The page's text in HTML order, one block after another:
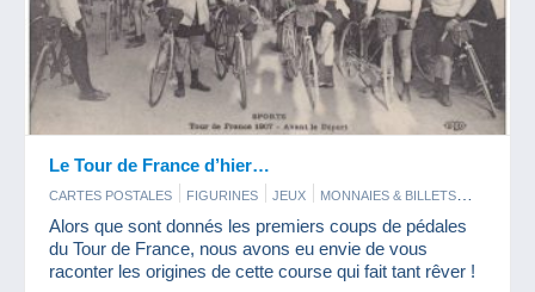
Le Tour de France d’hier…
CARTES POSTALES FIGURINES JEUX
MONNAIES & BILLETS
TIMBRES
Alors que sont donnés les premiers coups de pédales
du Tour de France, nous avons eu envie de vous
raconter les origines de cette course qui fait tant rêver !